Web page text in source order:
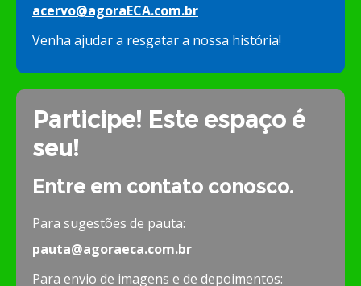
acervo@agoraECA.com.br
Venha ajudar a resgatar a nossa história!
Participe! Este espaço é
seu!
Entre em contato conosco.
Para sugestões de pauta:
pauta@agoraeca.com.br
Para envio de imagens e de depoimentos: